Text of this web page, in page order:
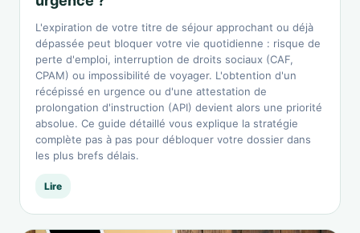
L'expiration de votre titre de séjour approchant ou déjà
dépassée peut bloquer votre vie quotidienne : risque de
perte d'emploi, interruption de droits sociaux (CAF,
CPAM) ou impossibilité de voyager. L'obtention d'un
récépissé en urgence ou d'une attestation de
prolongation d'instruction (API) devient alors une priorité
absolue. Ce guide détaillé vous explique la stratégie
complète pas à pas pour débloquer votre dossier dans
les plus brefs délais.
Lire